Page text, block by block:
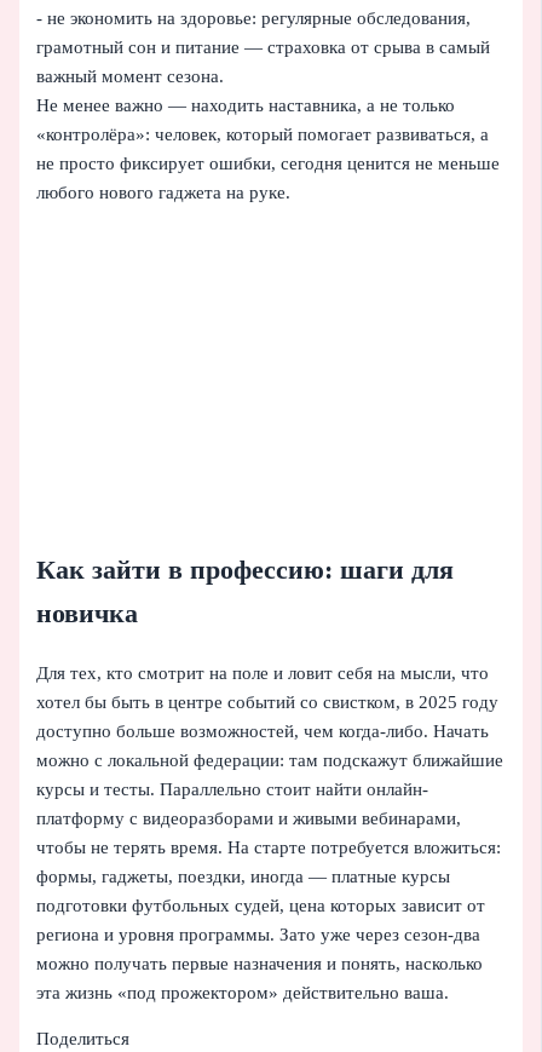
- не экономить на здоровье: регулярные обследования,
грамотный сон и питание — страховка от срыва в самый
важный момент сезона.
Не менее важно — находить наставника, а не только
«контролёра»: человек, который помогает развиваться, а
не просто фиксирует ошибки, сегодня ценится не меньше
любого нового гаджета на руке.
Как зайти в профессию: шаги для
новичка
Для тех, кто смотрит на поле и ловит себя на мысли, что
хотел бы быть в центре событий со свистком, в 2025 году
доступно больше возможностей, чем когда-либо. Начать
можно с локальной федерации: там подскажут ближайшие
курсы и тесты. Параллельно стоит найти онлайн-
платформу с видеоразборами и живыми вебинарами,
чтобы не терять время. На старте потребуется вложиться:
формы, гаджеты, поездки, иногда — платные курсы
подготовки футбольных судей, цена которых зависит от
региона и уровня программы. Зато уже через сезон-два
можно получать первые назначения и понять, насколько
эта жизнь «под прожектором» действительно ваша.
Поделиться